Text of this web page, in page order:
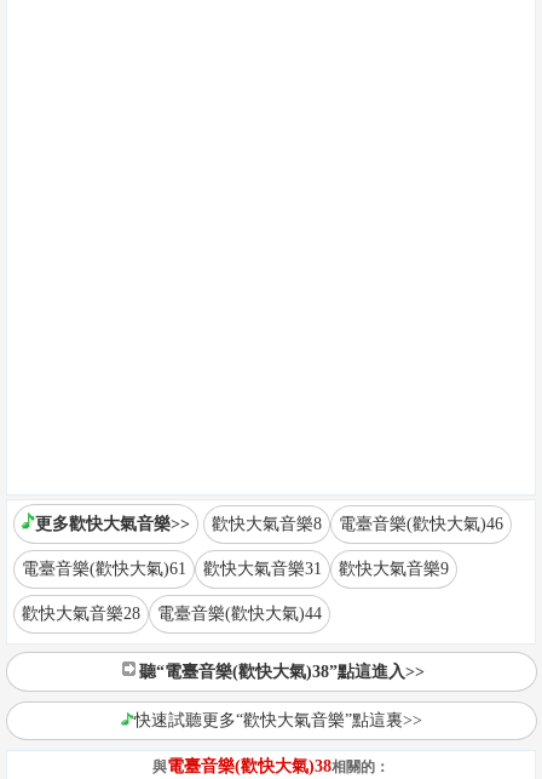
更多歡快大氣音樂>> 歡快大氣音樂8 電臺音樂(歡快大氣)46
電臺音樂(歡快大氣)61 歡快大氣音樂31 歡快大氣音樂9
歡快大氣音樂28 電臺音樂(歡快大氣)44
聽“電臺音樂(歡快大氣)38”點這進入>>
快速試聽更多“歡快大氣音樂”點這裏>>
與電臺音樂(歡快大氣)38相關的：